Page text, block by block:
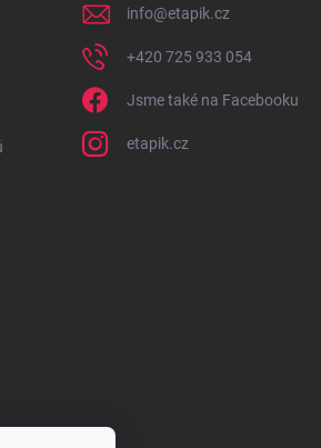
info@etapik.cz
+420 725 933 054
Jsme také na Facebooku
etapik.cz